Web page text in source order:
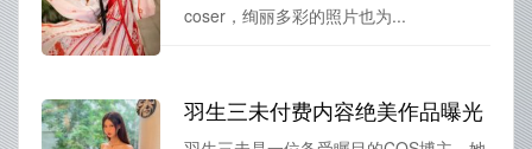
coser，绚丽多彩的照片也为...
羽生三未付费内容绝美作品曝光